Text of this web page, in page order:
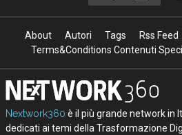
About Autori Tags Rss Feed
Terms&Conditions Contenuti
Nextwork360 è il più grande network in
dedicati ai temi della Trasformazione